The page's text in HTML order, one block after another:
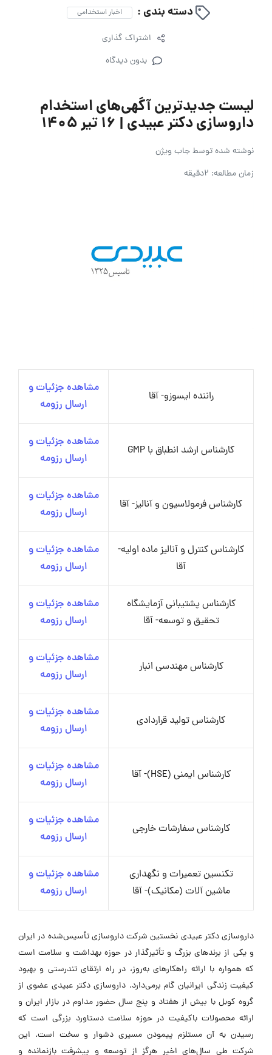
دسته بندی : اخبار استخدامی
اشتراک گذاری
بدون دیدگاه
لیست جدیدترین آگهی‌های استخدام
داروسازی دکتر عبیدی | ۱۶ تیر ۱۴۰۵
نوشته شده توسطجاب ویژن
زمان مطالعه: 2دقیقه
راننده ایسوزو- آقا
مشاهده جزئیات و
ارسال رزومه
کارشناس ارشد انطباق با GMP
مشاهده جزئیات و
ارسال رزومه
کارشناس فرمولاسیون و آنالیز- آقا
مشاهده جزئیات و
ارسال رزومه
کارشناس کنترل و آنالیز ماده اولیه-
آقا
مشاهده جزئیات و
ارسال رزومه
کارشناس پشتیبانی آزمایشگاه
تحقیق و توسعه- آقا
مشاهده جزئیات و
ارسال رزومه
کارشناس مهندسی انبار
مشاهده جزئیات و
ارسال رزومه
کارشناس تولید قراردادی
مشاهده جزئیات و
ارسال رزومه
کارشناس ایمنی (HSE)- آقا
مشاهده جزئیات و
ارسال رزومه
کارشناس سفارشات خارجی
مشاهده جزئیات و
ارسال رزومه
تکنسین تعمیرات و نگهداری
ماشین آلات (مکانیک)- آقا
مشاهده جزئیات و
ارسال رزومه
داروسازی دکتر عبیدی نخستین شرکت داروسازی تأسیس‌شده در ایران
و یکی از برندهای بزرگ و تأثیرگذار در حوزه بهداشت و سلامت است
که همواره با ارائه راهکارهای به‌روز، در راه ارتقای تندرستی و بهبود
کیفیت زندگی ایرانیان گام برمی‌دارد. داروسازی دکتر عبیدی عضوی از
گروه کوبل با بیش از هفتاد و پنج سال حضور مداوم در بازار ایران و
ارائه محصولات باکیفیت در حوزه سلامت دستاورد بزرگی است که
رسیدن به آن مستلزم پیمودن مسیری دشوار و سخت است. این
شرکت طی سال‌های اخیر هرگز از توسعه و پیشرفت بازنمانده و